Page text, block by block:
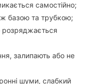
самостійно;
базою та трубкою;
залипають або не
шуми, слабкий